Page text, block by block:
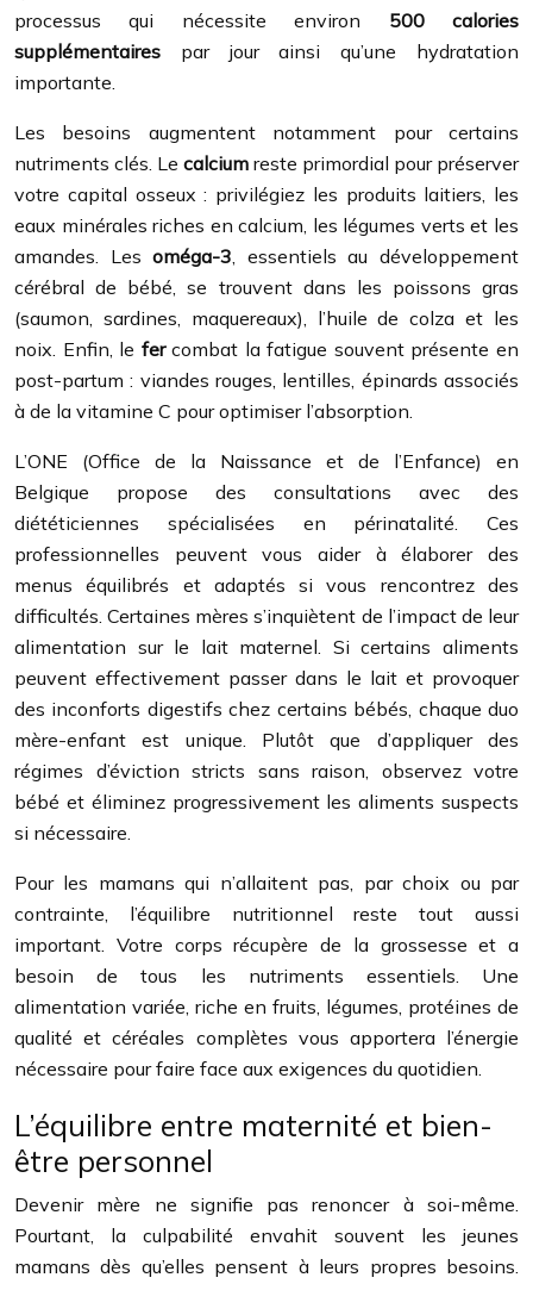
processus qui nécessite environ 500 calories
supplémentaires par jour ainsi qu’une hydratation
importante.
Les besoins augmentent notamment pour certains
nutriments clés. Le calcium reste primordial pour préserver
votre capital osseux : privilégiez les produits laitiers, les
eaux minérales riches en calcium, les légumes verts et les
amandes. Lesoméga-3 , essentiels au développement
cérébral de bébé, se trouvent dans les poissons gras
(saumon, sardines, maquereaux), l’huile de colza et les
noix. Enfin, le fercombat la fatigue souvent présente en
post-partum : viandes rouges, lentilles, épinards associés
à de la vitamine C pour optimiser l’absorption.
L’ONE (Office de la Naissance et de l’Enfance) en
Belgique propose des consultations avec des
diététiciennes spécialisées en périnatalité. Ces
professionnelles peuvent vous aider à élaborer des
menus équilibrés et adaptés si vous rencontrez des
difficultés. Certaines mères s’inquiètent de l’impact de leur
alimentation sur le lait maternel. Si certains aliments
peuvent effectivement passer dans le lait et provoquer
des inconforts digestifs chez certains bébés, chaque duo
mère-enfant est unique. Plutôt que d’appliquer des
régimes d’éviction stricts sans raison, observez votre
bébé et éliminez progressivement les aliments suspects
si nécessaire.
Pour les mamans qui n’allaitent pas, par choix ou par
contrainte, l’équilibre nutritionnel reste tout aussi
important. Votre corps récupère de la grossesse et a
besoin de tous les nutriments essentiels. Une
alimentation variée, riche en fruits, légumes, protéines de
qualité et céréales complètes vous apportera l’énergie
nécessaire pour faire face aux exigences du quotidien.
L’équilibre entre maternité et bien-
être personnel
Devenir mère ne signifie pas renoncer à soi-même.
Pourtant, la culpabilité envahit souvent les jeunes
mamans dès qu’elles pensent à leurs propres besoins.